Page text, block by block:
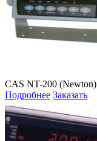
CAS NT-200 (Newton)
Подробнее Заказать